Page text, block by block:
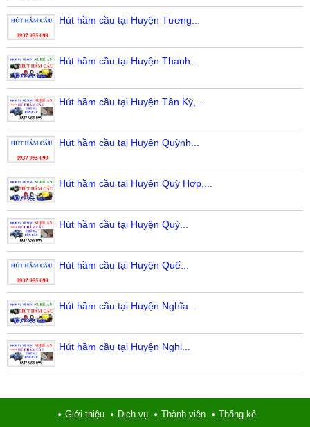
Hút hầm cầu tại Huyện Tương...
Hút hầm cầu tại Huyện Thanh...
Hút hầm cầu tại Huyện Tân Kỳ,...
Hút hầm cầu tại Huyện Quỳnh...
Hút hầm cầu tại Huyện Quỳ Hợp,...
Hút hầm cầu tại Huyện Quỳ...
Hút hầm cầu tại Huyện Quế...
Hút hầm cầu tại Huyện Nghĩa...
Hút hầm cầu tại Huyện Nghi...
Giới thiệu Dịch vụ Thành viên Thống kê